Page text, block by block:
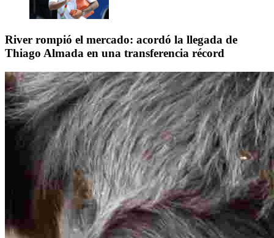
River rompió el mercado: acordó la llegada de
Thiago Almada en una transferencia récord